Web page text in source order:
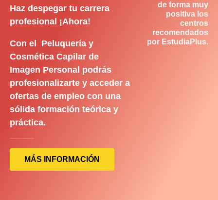
Haz despegar tu carrera
profesional ¡Ahora!
Con el Peluquería y
Cosmética Capilar de
Imagen Personal podrás
profesionalizarte y acceder a
ofertas de empleo con una
sólida formación teórica y
práctica.
MÁS INFORMACIÓN
de forma muy
positiva los
centros
recomendados
por EstudiaPlus.